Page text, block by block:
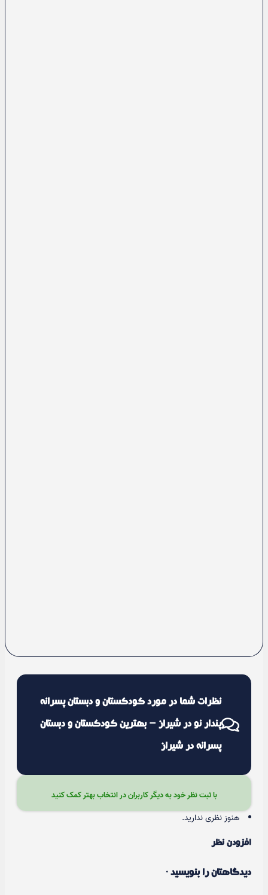
نظرات شما در مورد کودکستان و دبستان پسرانه
پندار نو در شیراز – بهترین کودکستان و دبستان
پسرانه در شیراز
با ثبت نظر خود به دیگر کاربران در انتخاب بهتر کمک کنید
هنوز نظری ندارید.
افزودن نظر
دیدگاهتان را بنویسید ·